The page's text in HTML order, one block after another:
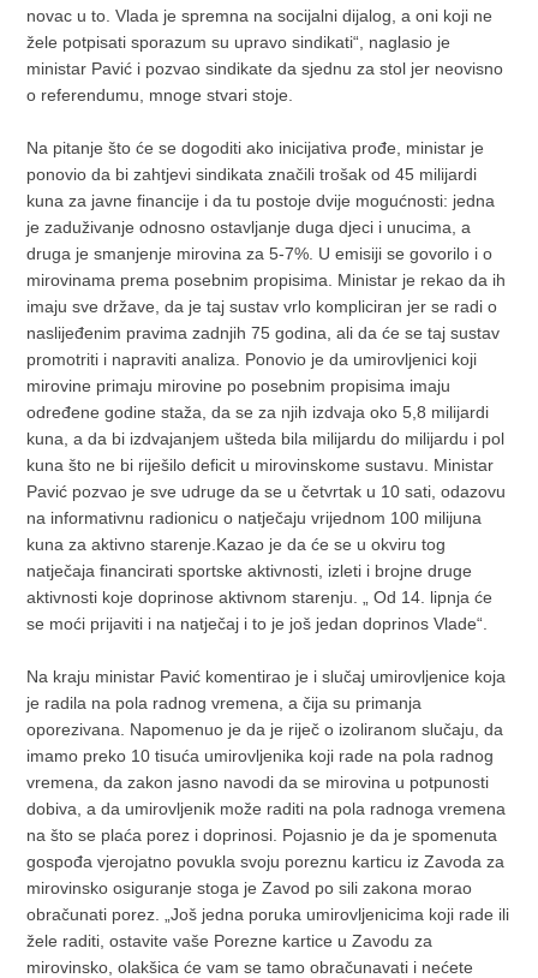
novac u to. Vlada je spremna na socijalni dijalog, a oni koji ne
žele potpisati sporazum su upravo sindikati“, naglasio je
ministar Pavić i pozvao sindikate da sjednu za stol jer neovisno
o referendumu, mnoge stvari stoje.
Na pitanje što će se dogoditi ako inicijativa prođe, ministar je
ponovio da bi zahtjevi sindikata značili trošak od 45 milijardi
kuna za javne financije i da tu postoje dvije mogućnosti: jedna
je zaduživanje odnosno ostavljanje duga djeci i unucima, a
druga je smanjenje mirovina za 5-7%. U emisiji se govorilo i o
mirovinama prema posebnim propisima. Ministar je rekao da ih
imaju sve države, da je taj sustav vrlo kompliciran jer se radi o
naslijeđenim pravima zadnjih 75 godina, ali da će se taj sustav
promotriti i napraviti analiza. Ponovio je da umirovljenici koji
mirovine primaju mirovine po posebnim propisima imaju
određene godine staža, da se za njih izdvaja oko 5,8 milijardi
kuna, a da bi izdvajanjem ušteda bila milijardu do milijardu i pol
kuna što ne bi riješilo deficit u mirovinskome sustavu. Ministar
Pavić pozvao je sve udruge da se u četvrtak u 10 sati, odazovu
na informativnu radionicu o natječaju vrijednom 100 milijuna
kuna za aktivno starenje.Kazao je da će se u okviru tog
natječaja financirati sportske aktivnosti, izleti i brojne druge
aktivnosti koje doprinose aktivnom starenju. „ Od 14. lipnja će
se moći prijaviti i na natječaj i to je još jedan doprinos Vlade“.
Na kraju ministar Pavić komentirao je i slučaj umirovljenice koja
je radila na pola radnog vremena, a čija su primanja
oporezivana. Napomenuo je da je riječ o izoliranom slučaju, da
imamo preko 10 tisuća umirovljenika koji rade na pola radnog
vremena, da zakon jasno navodi da se mirovina u potpunosti
dobiva, a da umirovljenik može raditi na pola radnoga vremena
na što se plaća porez i doprinosi. Pojasnio je da je spomenuta
gospođa vjerojatno povukla svoju poreznu karticu iz Zavoda za
mirovinsko osiguranje stoga je Zavod po sili zakona morao
obračunati porez. „Još jedna poruka umirovljenicima koji rade ili
žele raditi, ostavite vaše Porezne kartice u Zavodu za
mirovinsko, olakšica će vam se tamo obračunavati i nećete